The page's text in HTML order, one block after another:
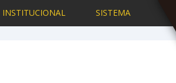
INSTITUCIONAL SISTEMA